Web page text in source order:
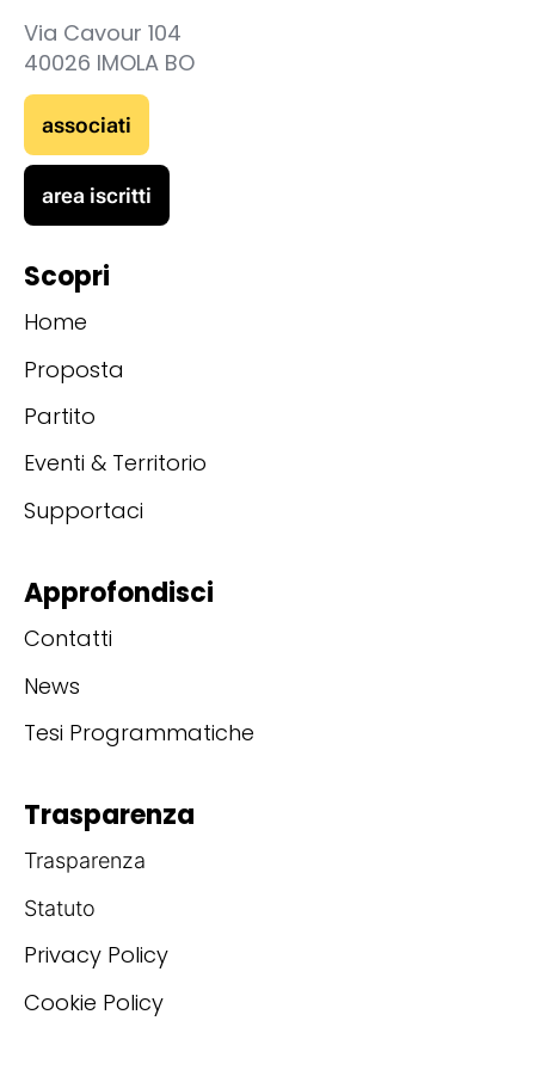
Via Cavour 104
40026 IMOLA BO
associati
area iscritti
Scopri
Home
Proposta
Partito
Eventi & Territorio
Supportaci
Approfondisci
Contatti
News
Tesi Programmatiche
Trasparenza
Trasparenza
Statuto
Privacy Policy
Cookie Policy